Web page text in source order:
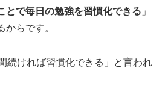
とで毎日の勉強を習慣化できる 」
からです。
続ければ習慣化できる」と言われ